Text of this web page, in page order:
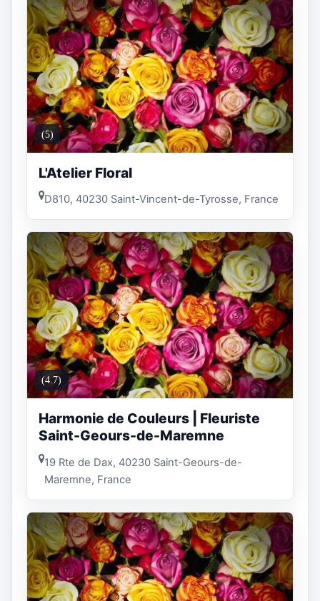
(5)
L'Atelier Floral
D810, 40230 Saint-Vincent-de-Tyrosse, France
(4.7)
Harmonie de Couleurs | Fleuriste
Saint-Geours-de-Maremne
19 Rte de Dax, 40230 Saint-Geours-de-
Maremne, France